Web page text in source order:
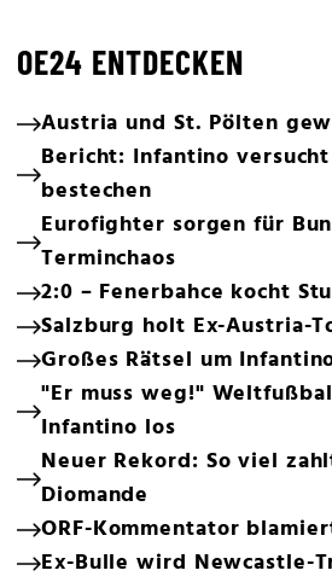
OE24 ENTDECKEN
Austria und St. Pölten
Bericht: Infantino
bestechen
Eurofighter sorgen für
Terminchaos
2:0 – Fenerbahce kocht
Salzburg holt Ex-Austria-
Großes Rätsel um
"Er muss weg!"
Infantino los
Neuer Rekord: So viel
Diomande
ORF-Kommentator
Ex-Bulle wird Newcastle-